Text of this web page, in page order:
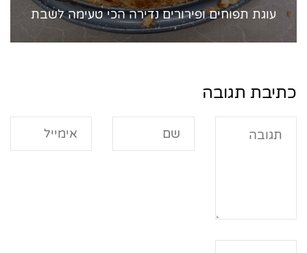
עוגת תפוחים ופירורים נדירה הכי טעימה לשבת
כתיבת תגובה